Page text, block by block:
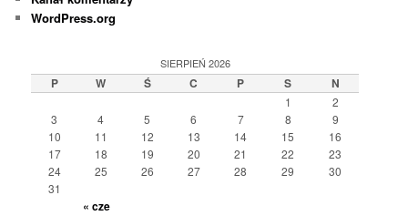
WordPress.org
SIERPIEŃ 2026
P W Ś C P S N
1
2
3
4 5 6 7 8
9
10
11 12 13 14 15
16
17
18 19 20 21 22
23
24
25 26 27 28 29
30
31
« cze